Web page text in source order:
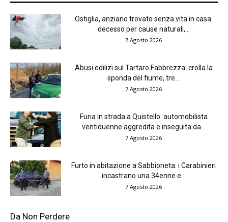
Ostiglia, anziano trovato senza vita in casa:
decesso per cause naturali,...
7 Agosto 2026
Abusi edilizi sul Tartaro Fabbrezza: crolla la
sponda del fiume, tre...
7 Agosto 2026
Furia in strada a Quistello: automobilista
ventiduenne aggredita e inseguita da...
7 Agosto 2026
Furto in abitazione a Sabbioneta: i Carabinieri
incastrano una 34enne e...
7 Agosto 2026
Da Non Perdere